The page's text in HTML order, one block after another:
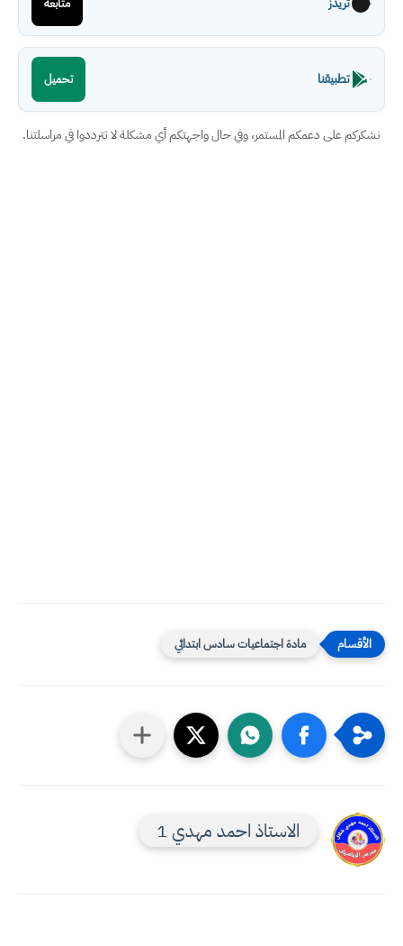
تطبيقنا تحميل
نشكركم على دعمكم المستمر، وفي حال واجهتكم أي مشكلة لا تترددوا في مراسلتنا.
مادة اجتماعيات سادس ابتدائي
الاستاذ احمد مهدي 1